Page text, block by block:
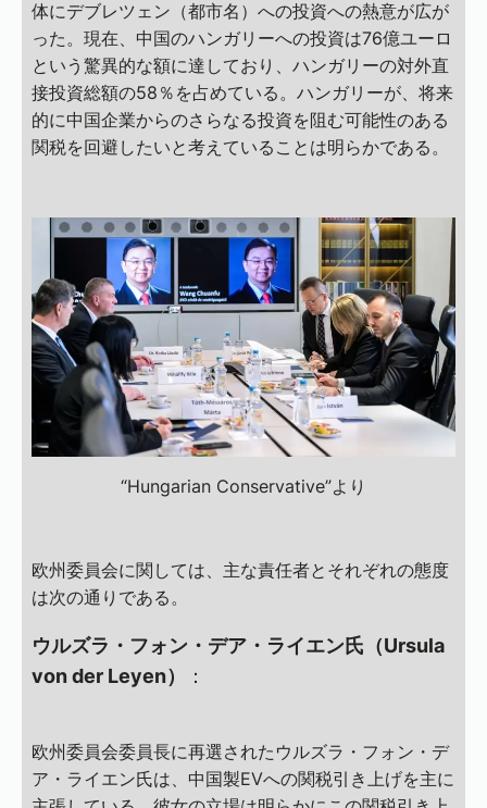
体にデブレツェン（都市名）への投資への熱意が広が
った。現在、中国のハンガリーへの投資は76億ユーロ
という驚異的な額に達しており、ハンガリーの対外直
接投資総額の58％を占めている。ハンガリーが、将来
的に中国企業からのさらなる投資を阻む可能性のある
関税を回避したいと考えていることは明らかである。
“Hungarian Conservative”より
欧州委員会に関しては、主な責任者とそれぞれの態度
は次の通りである。
ウルズラ・フォン・デア・ライエン氏（Ursula
von der Leyen）
：
欧州委員会委員長に再選されたウルズラ・フォン・デ
ア・ライエン氏は、中国製EVへの関税引き上げを主に